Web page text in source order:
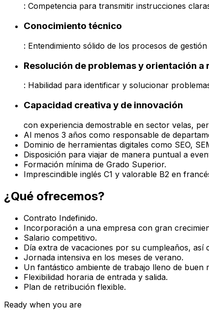
: Competencia para transmitir instrucciones
Conocimiento técnico
: Entendimiento sólido de los procesos de
Resolución de problemas y orientación a
: Habilidad para identificar y solucionar
Capacidad creativa y de innovación
con experiencia demostrable en sector velas,
Al menos 3 años como responsable de
Dominio de herramientas digitales como SEO,
Disposición para viajar de manera puntual a
Formación mínima de Grado Superior.
Imprescindible inglés C1 y valorable B2 en
¿Qué ofrecemos?
Contrato Indefinido.
Incorporación a una empresa con gran
Salario competitivo.
Día extra de vacaciones por su cumpleaños, así
Jornada intensiva en los meses de verano.
Un fantástico ambiente de trabajo lleno de buen
Flexibilidad horaria de entrada y salida.
Plan de retribución flexible.
Ready when you are